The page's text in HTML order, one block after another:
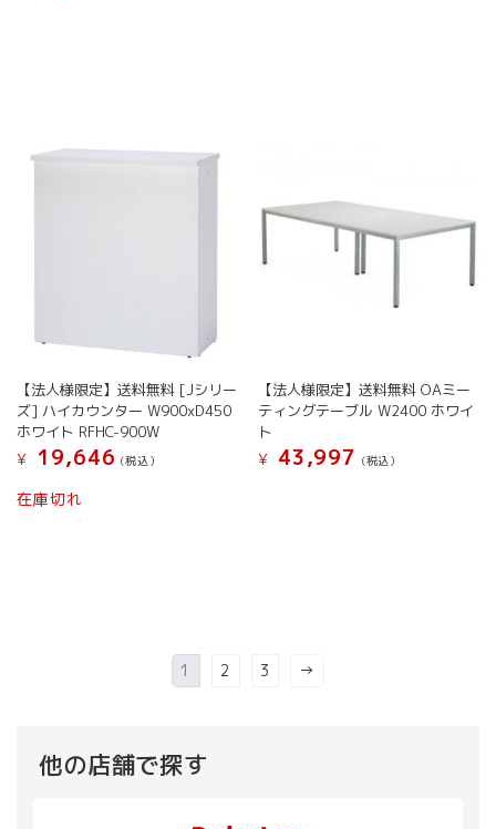
【法人様限定】送料無料 [Jシリー
ズ] ハイカウンター W900xD450
ホワイト RFHC-900W
¥
19,646 (税込）
在庫切れ
【法人様限定】送料無料 OAミー
ティングテーブル W2400 ホワイ
ト
¥
43,997 (税込）
1 2 3 →
他の店舗で探す